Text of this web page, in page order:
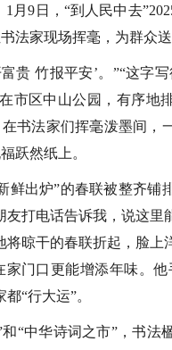
月9日，“到人民中去
法家现场挥毫，为群众
贵 竹报平安’。”“这字
市区中山公园，有序地
书法家们挥毫泼墨间，
跃然纸上。
鲜出炉”的春联被整齐铺
友打电话告诉我，说这里
将晾干的春联折起，脸上
门口更能增添年味。他
“行大运”。
“中华诗词之市”，书法